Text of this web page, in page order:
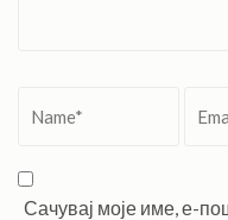
Сачувај моје име, е-